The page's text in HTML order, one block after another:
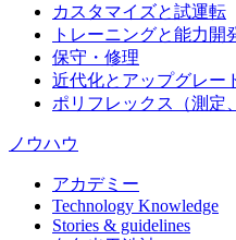
カスタマイズと試運転
トレーニングと能力開
保守・修理
近代化とアップグレー
ポリフレックス（測定
ノウハウ
アカデミー
Technology Knowledge
Stories & guidelines